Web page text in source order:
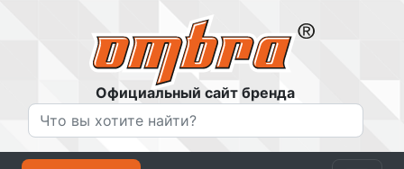
Официальный сайт бренда